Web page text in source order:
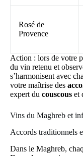
Rosé de
Provence
Action : lors de votre
du vin retenu et
s’harmonisent avec
votre maîtrise des
expert du couscous et
Vins du Maghreb et
Accords traditionnels
Dans le Maghreb,